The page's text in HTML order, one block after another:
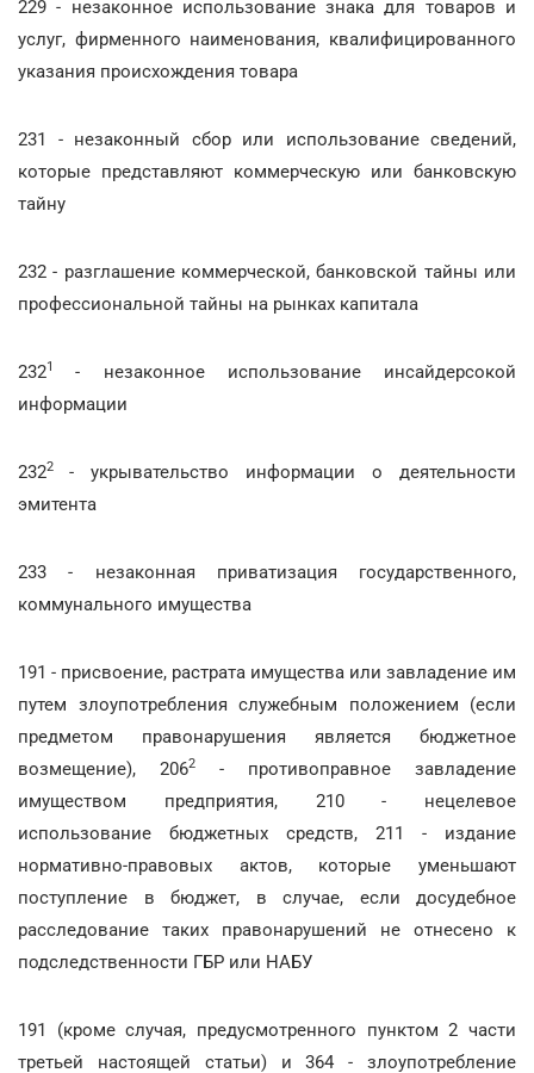
229 - незаконное использование знака для товаров и
услуг, фирменного наименования, квалифицированного
указания происхождения товара
231 - незаконный сбор или использование сведений,
которые представляют коммерческую или банковскую
тайну
232 - разглашение коммерческой, банковской тайны или
профессиональной тайны на рынках капитала
2321 - незаконное использование инсайдерсокой
информации
2322 - укрывательство информации о деятельности
эмитента
233 - незаконная приватизация государственного,
коммунального имущества
191 - присвоение, растрата имущества или завладение им
путем злоупотребления служебным положением (если
предметом правонарушения является бюджетное
возмещение), 2062
- противоправное завладение
имуществом предприятия, 210 - нецелевое
использование бюджетных средств, 211 - издание
нормативно-правовых актов, которые уменьшают
поступление в бюджет, в случае, если досудебное
расследование таких правонарушений не отнесено к
подследственности ГБР или НАБУ
191 (кроме случая, предусмотренного пунктом 2 части
третьей настоящей статьи) и 364 - злоупотребление